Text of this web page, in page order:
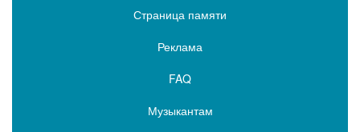
Страница памяти
Реклама
FAQ
Музыкантам